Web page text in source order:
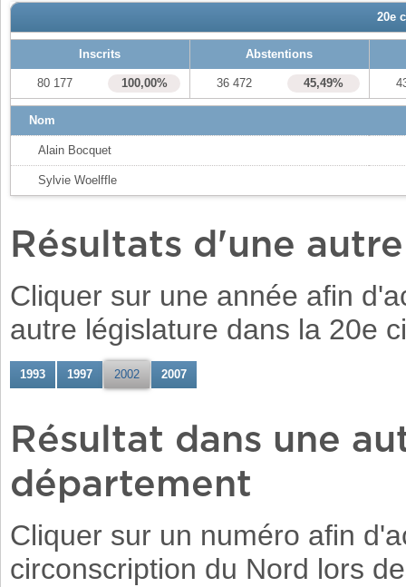
20e
Inscrits Abstentions
80 177 100,00% 36 472 45,49%
Nom
Alain Bocquet
Sylvie Woelffle
Résultats d'une
Cliquer sur une année afin
autre législature dans la 20e
1993 1997 2002 2007
Résultat dans une
département
Cliquer sur un numéro afin
circonscription du Nord lors